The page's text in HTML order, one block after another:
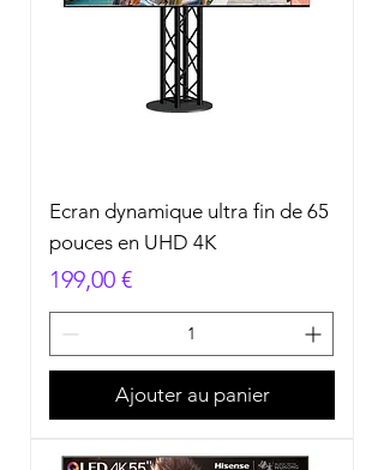
Ecran dynamique ultra fin de 65
pouces en UHD 4K
Prix
199,00 €
Ajouter au panier